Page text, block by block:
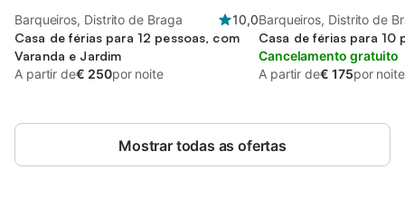
Barqueiros, Distrito de Braga
10,0
Casa de férias para 12 pessoas, com
Varanda e Jardim
A partir de€ 250por noite
Barqueiros, Distrito de
Casa de férias para 10
Cancelamento gratuito
A partir de€ 175por noite
Mostrar todas as ofertas